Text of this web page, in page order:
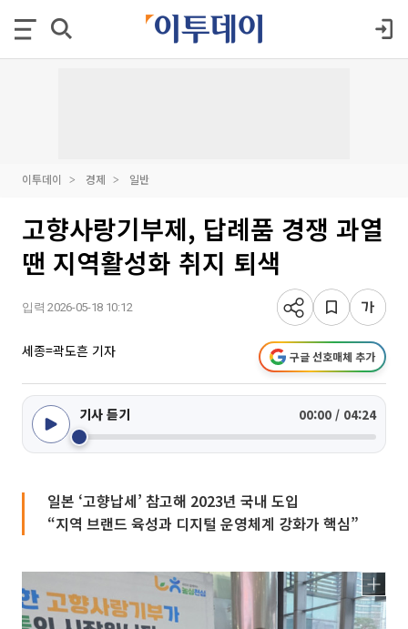
이투데이 경제 일반
고향사랑기부제, 답례품 경쟁 과열
땐 지역활성화 취지 퇴색
입력 2026-05-18 10:12
세종=곽도흔 기자 구글 선호매체 추가
기사 듣기 00:00 / 04:24
일본 ‘고향납세’ 참고해 2023년 국내 도입
“지역 브랜드 육성과 디지털 운영체계 강화가 핵심”